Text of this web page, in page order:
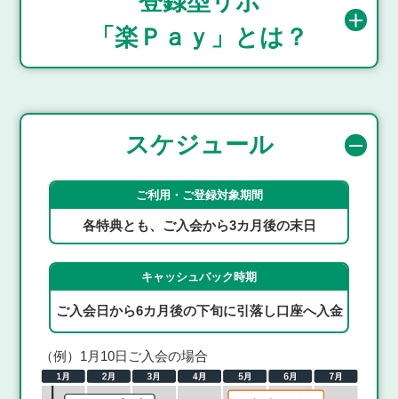
「楽Ｐａｙ」とは？
スケジュール
ご利用・ご登録対象期間
各特典とも、ご入会から3カ月後の末日
キャッシュバック時期
ご入会日から6カ月後の下旬に引落し口座へ入金
（例）1月10日ご入会の場合